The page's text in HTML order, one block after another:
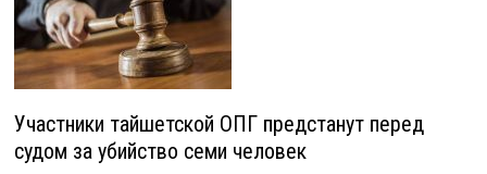
Участники тайшетской ОПГ предстанут перед
судом за убийство семи человек